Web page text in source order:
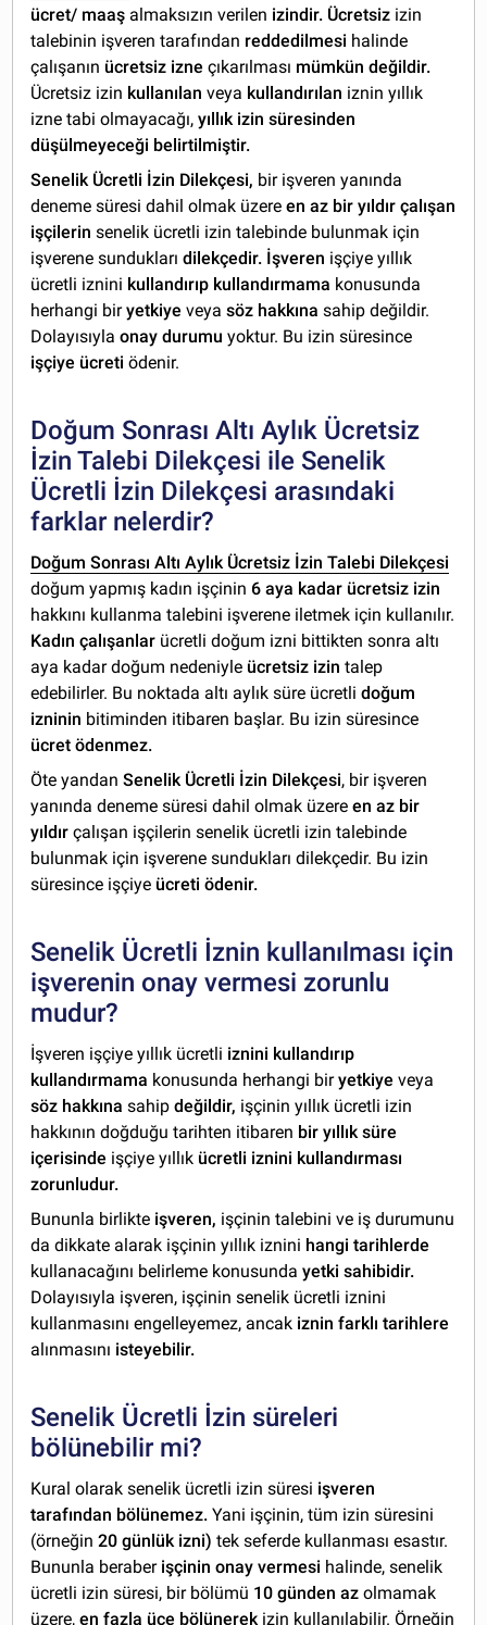
ücret/ maaş almaksızın verilen izindir. Ücretsiz izin
talebinin işveren tarafından reddedilmesi halinde
çalışanın ücretsiz izne çıkarılması mümkün değildir.
Ücretsiz izin kullanılan veya kullandırılan iznin yıllık
izne tabi olmayacağı,yıllık izin süresinden
düşülmeyeceği belirtilmiştir.
Senelik Ücretli İzin Dilekçesi, bir işveren yanında
deneme süresi dahil olmak üzereen az bir yıldır çalışan
işçilerinsenelik ücretli izin talebinde bulunmak için
işverene sunduklarıdilekçedir. İşveren işçiye yıllık
ücretli iznini kullandırıp kullandırmama konusunda
herhangi biryetkiye veyasöz hakkına sahip değildir.
Dolayısıylaonay durumu yoktur. Bu izin süresince
işçiye ücreti ödenir.
Doğum Sonrası Altı Aylık Ücretsiz
İzin Talebi Dilekçesi ile Senelik
Ücretli İzin Dilekçesi arasındaki
farklar nelerdir?
Doğum Sonrası Altı Aylık Ücretsiz İzin Talebi Dilekçesi
doğum yapmış kadın işçinin 6 aya kadar ücretsiz izin
hakkını kullanma talebini işverene iletmek için kullanılır.
Kadın çalışanlar ücretli doğum izni bittikten sonra altı
aya kadar doğum nedeniyle ücretsiz izin talep
edebilirler. Bu noktada altı aylık süre ücretlidoğum
izninin bitiminden itibaren başlar. Bu izin süresince
ücret ödenmez.
Öte yandanSenelik Ücretli İzin Dilekçesi, bir işveren
yanında deneme süresi dahil olmak üzereen az bir
yıldırçalışan işçilerin senelik ücretli izin talebinde
bulunmak için işverene sundukları dilekçedir. Bu izin
süresince işçiye ücreti ödenir.
Senelik Ücretli İznin kullanılması için
işverenin onay vermesi zorunlu
mudur?
İşveren işçiye yıllık ücretli iznini kullandırıp
kullandırmama konusunda herhangi biryetkiye veya
söz hakkına sahipdeğildir, işçinin yıllık ücretli izin
hakkının doğduğu tarihten itibaren bir yıllık süre
içerisinde işçiye yıllık ücretli iznini kullandırması
zorunludur.
Bununla birlikte işveren, işçinin talebini ve iş durumunu
da dikkate alarak işçinin yıllık iznini hangi tarihlerde
kullanacağını belirleme konusundayetki sahibidir.
Dolayısıyla işveren, işçinin senelik ücretli iznini
kullanmasını engelleyemez, ancak iznin farklı tarihlere
alınmasını isteyebilir.
Senelik Ücretli İzin süreleri
bölünebilir mi?
Kural olarak senelik ücretli izin süresi işveren
tarafından bölünemez. Yani işçinin, tüm izin süresini
(örneğin20 günlük izni) tek seferde kullanması esastır.
Bununla beraber işçinin onay vermesi halinde, senelik
ücretli izin süresi, bir bölümü 10 günden az olmamak
üzere,en fazla üçe bölünerek izin kullanılabilir. Örneğin